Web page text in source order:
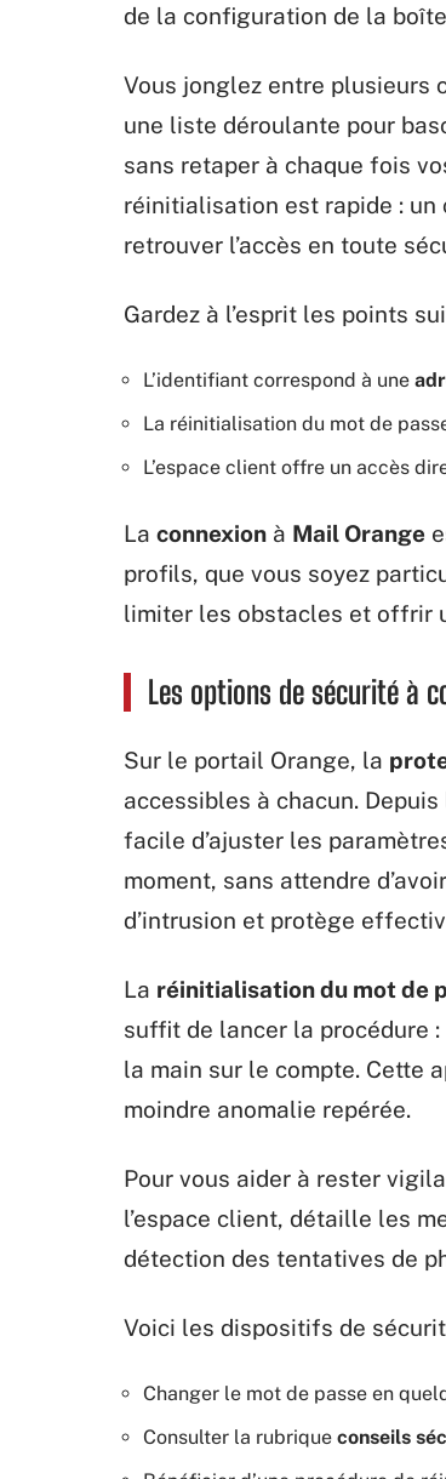
de la configuration de la
Vous jonglez entre plusieurs
une liste déroulante pour
sans retaper à chaque fois
réinitialisation est rapide : un
retrouver l’accès en toute
Gardez à l’esprit les points
L’identifiant correspond à une
La réinitialisation du mot de
L’espace client offre un accès
La connexion à Mail Orange
profils, que vous soyez
limiter les obstacles et offrir
Les options de sécurité à
Sur le portail Orange, la
accessibles à chacun. Depuis
facile d’ajuster les
moment, sans attendre
d’intrusion et protège
La réinitialisation du mot de
suffit de lancer la procédure
la main sur le compte. Cette
moindre anomalie repérée.
Pour vous aider à rester
l’espace client, détaille les
détection des tentatives de
Voici les dispositifs de
Changer le mot de passe en
Consulter la rubrique conseils